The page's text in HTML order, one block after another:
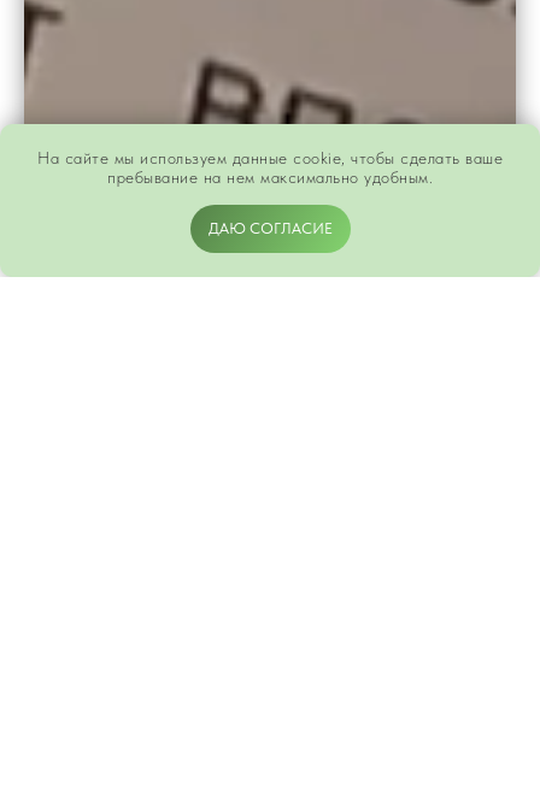
На сайте мы используем данные cookie, чтобы сделать ваше
пребывание на нем максимально удобным.
ДАЮ СОГЛАСИЕ